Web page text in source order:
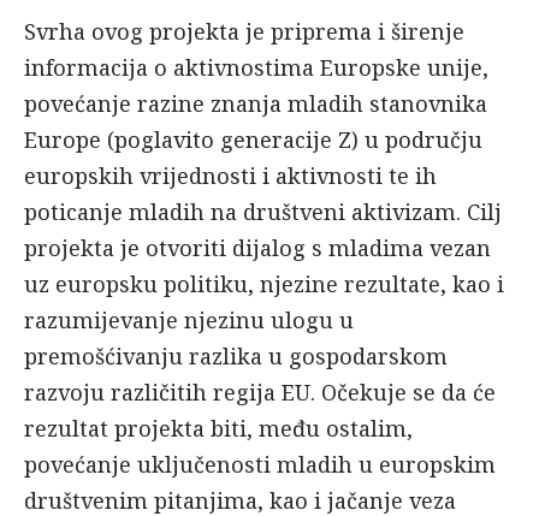
Svrha ovog projekta je priprema i širenje
informacija o aktivnostima Europske unije,
povećanje razine znanja mladih stanovnika
Europe (poglavito generacije Z) u području
europskih vrijednosti i aktivnosti te ih
poticanje mladih na društveni aktivizam. Cilj
projekta je otvoriti dijalog s mladima vezan
uz europsku politiku, njezine rezultate, kao i
razumijevanje njezinu ulogu u
premošćivanju razlika u gospodarskom
razvoju različitih regija EU. Očekuje se da će
rezultat projekta biti, među ostalim,
povećanje uključenosti mladih u europskim
društvenim pitanjima, kao i jačanje veza